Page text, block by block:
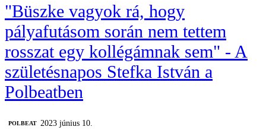
"Büszke vagyok rá, hogy
pályafutásom során nem tettem
rosszat egy kollégámnak sem" - A
születésnapos Stefka István a
Polbeatben
‎POLBEAT 2023 június 10.